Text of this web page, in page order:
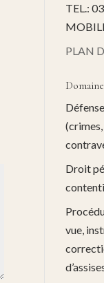
TEL.:
PLAN
(crimes,
Droit
vue,